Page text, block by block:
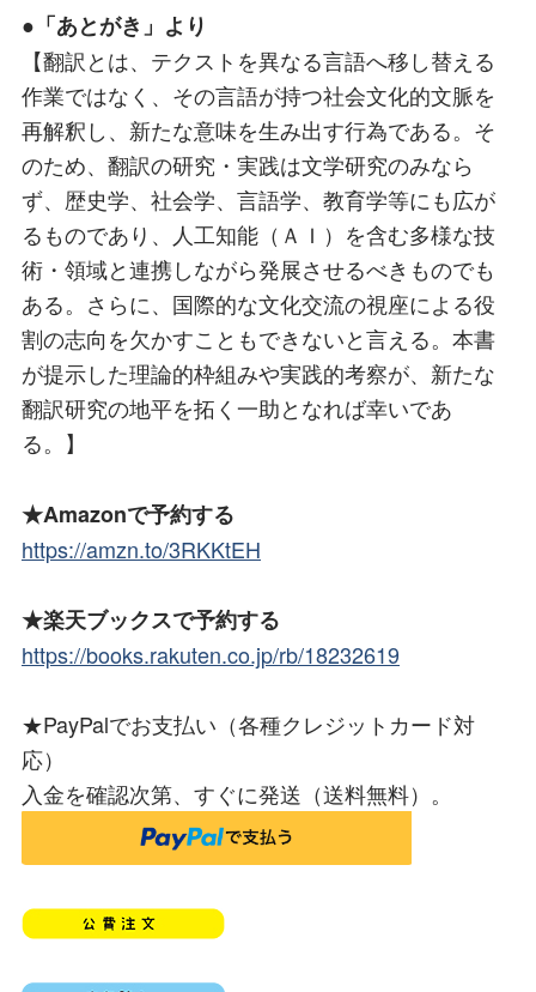
●「あとがき」より
【翻訳とは、テクストを異なる言語へ移し替える
作業ではなく、その言語が持つ社会文化的文脈を
再解釈し、新たな意味を生み出す行為である。そ
のため、翻訳の研究・実践は文学研究のみなら
ず、歴史学、社会学、言語学、教育学等にも広が
るものであり、人工知能（ＡＩ）を含む多様な技
術・領域と連携しながら発展させるべきものでも
ある。さらに、国際的な文化交流の視座による役
割の志向を欠かすこともできないと言える。本書
が提示した理論的枠組みや実践的考察が、新たな
翻訳研究の地平を拓く一助となれば幸いであ
る。】
★Amazonで予約する
https://amzn.to/3RKKtEH
★楽天ブックスで予約する
https://books.rakuten.co.jp/rb/18232619
★PayPalでお支払い（各種クレジットカード対
応）
入金を確認次第、すぐに発送（送料無料）。